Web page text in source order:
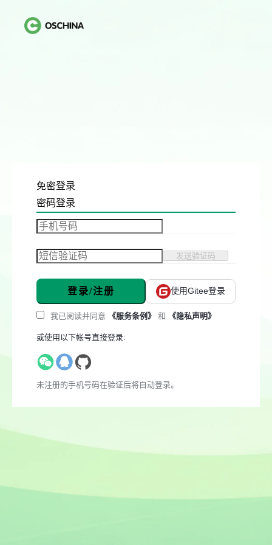
免密登录
密码登录
发送验证码
登录/注册 使用Gitee登录
我已阅读并同意 《服务条例》 和 《隐私声明》
或使用以下帐号直接登录:
未注册的手机号码在验证后将自动登录。